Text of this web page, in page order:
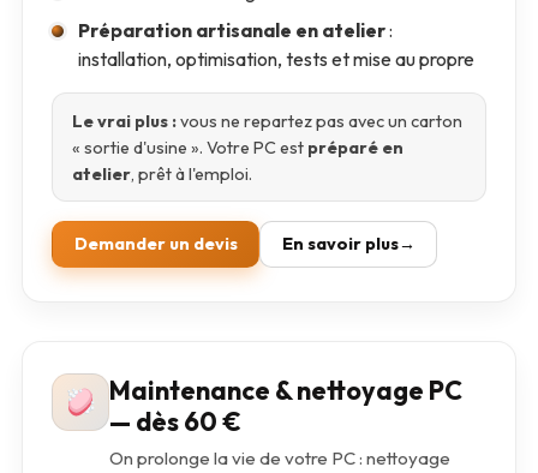
Préparation artisanale en atelier:
installation, optimisation, tests et mise au propre
Le vrai plus :vous ne repartez pas avec un carton
« sortie d'usine ». Votre PC est préparé en
atelier, prêt à l'emploi.
Demander un devis En savoir plus
Maintenance & nettoyage PC
— dès 60 €
On prolonge la vie de votre PC : nettoyage